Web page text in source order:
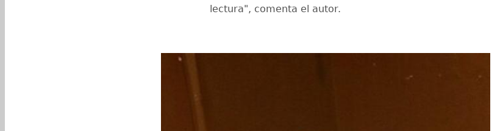
lectura", comenta el autor.